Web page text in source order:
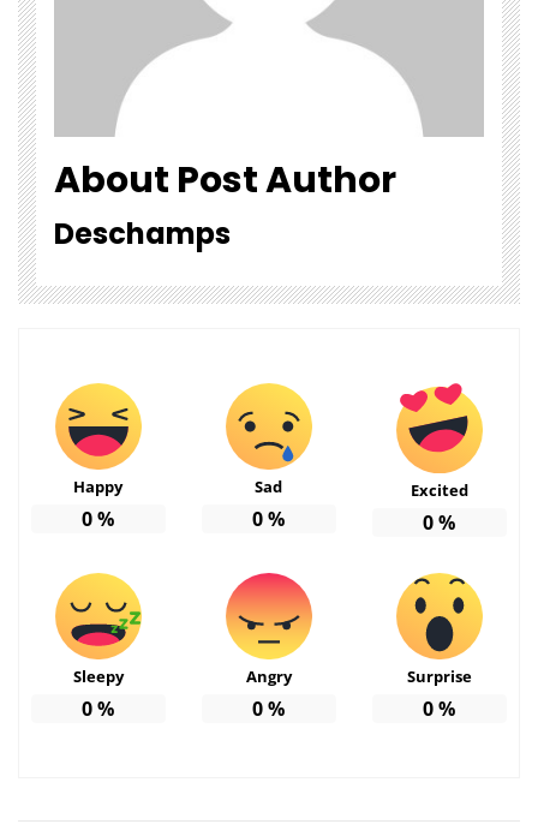
About Post Author
Deschamps
Happy
0%
Sad
0%
Excited
0%
Sleepy
0%
Angry
0%
Surprise
0%